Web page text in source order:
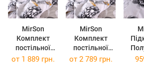
MirSon
Комплект
постільної
білизни Бязь
MirSon
Комплект
постільної
білизни Бязь
от 1 889 грн. от 2 789 грн.